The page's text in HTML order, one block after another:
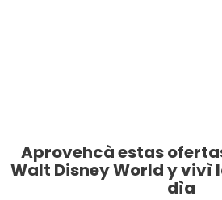
Aprovehcà estas
Walt Disney World y vivì
dìa